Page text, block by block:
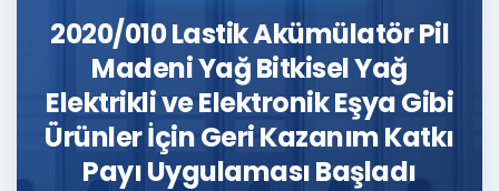
2020/010 Lastik Akümülatör Pil
Madeni Yağ Bitkisel Yağ
Elektrikli ve Elektronik Eşya Gibi
Ürünler İçin Geri Kazanım Katkı
Payı Uygulaması Başladı